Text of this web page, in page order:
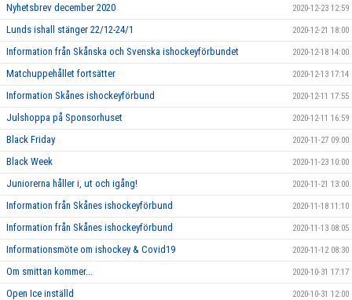
Nyhetsbrev december 2020 2020-12-23 12:59
Lunds ishall stänger 22/12-24/1 2020-12-21 18:00
Information från Skånska och Svenska ishockeyförbundet 2020-12-18 14:00
Matchuppehållet fortsätter 2020-12-13 17:14
Information Skånes ishockeyförbund 2020-12-11 17:55
Julshoppa på Sponsorhuset 2020-12-11 16:59
Black Friday 2020-11-27 09:00
Black Week 2020-11-23 10:00
Juniorerna håller i, ut och igång! 2020-11-21 13:00
Information från Skånes ishockeyförbund 2020-11-18 11:10
Information från Skånes ishockeyförbund 2020-11-13 08:05
Informationsmöte om ishockey & Covid19 2020-11-12 08:30
Om smittan kommer... 2020-10-31 17:17
Open Ice inställd 2020-10-31 12:00